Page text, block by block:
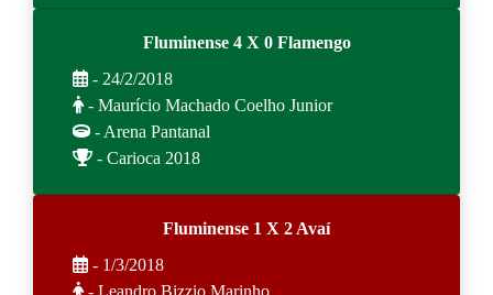
Fluminense 4 X 0 Flamengo
- 24/2/2018
- Maurício Machado Coelho Junior
- Arena Pantanal
- Carioca 2018
Fluminense 1 X 2 Avaí
- 1/3/2018
- Leandro Bizzio Marinho